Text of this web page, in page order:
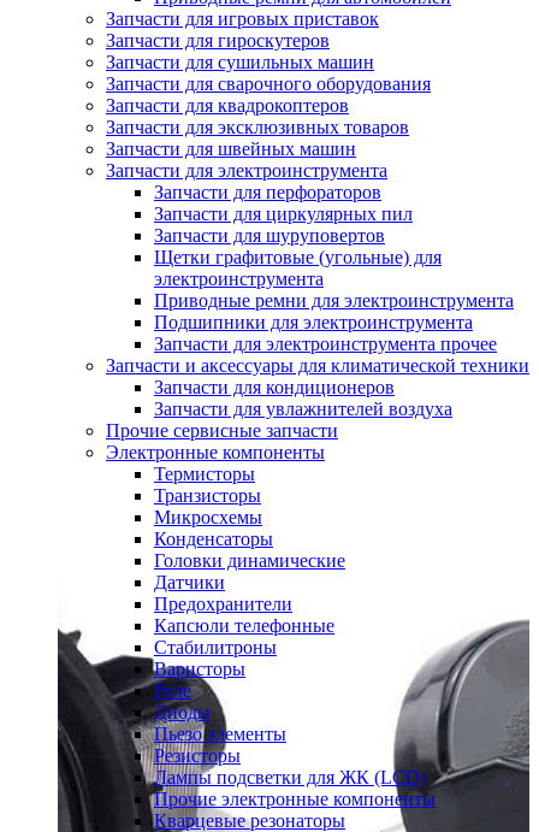
Запчасти для игровых приставок
Запчасти для гироскутеров
Запчасти для сушильных машин
Запчасти для сварочного оборудования
Запчасти для квадрокоптеров
Запчасти для эксклюзивных товаров
Запчасти для швейных машин
Запчасти для электроинструмента
Запчасти для перфораторов
Запчасти для циркулярных пил
Запчасти для шуруповертов
Щетки графитовые (угольные) для
электроинструмента
Приводные ремни для электроинструмента
Подшипники для электроинструмента
Запчасти для электроинструмента прочее
Запчасти и аксессуары для климатической техники
Запчасти для кондиционеров
Запчасти для увлажнителей воздуха
Прочие сервисные запчасти
Электронные компоненты
Термисторы
Транзисторы
Микросхемы
Конденсаторы
Головки динамические
Датчики
Предохранители
Капсюли телефонные
Стабилитроны
Варисторы
Реле
Диоды
Пьезо элементы
Резисторы
Лампы подсветки для ЖК (LCD)
Прочие электронные компоненты
Кварцевые резонаторы